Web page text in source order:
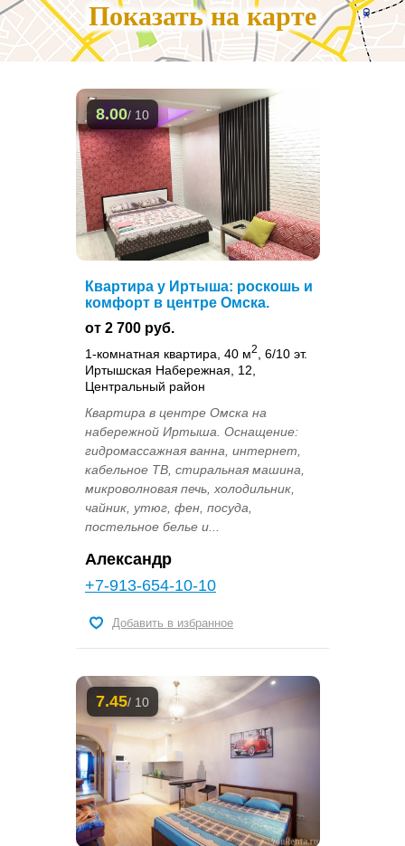
Показать на карте
8.00/ 10
Квартира у Иртыша: роскошь и
комфорт в центре Омска.
от 2 700 руб.
1-комнатная квартира, 40 м2
, 6/10 эт.
Иртышская Набережная, 12,
Центральный район
Квартира в центре Омска на
набережной Иртыша. Оснащение:
гидромассажная ванна, интернет,
кабельное ТВ, стиральная машина,
микроволновая печь, холодильник,
чайник, утюг, фен, посуда,
постельное белье и...
Александр
+7-913-654-10-10
Добавить в избранное
7.45/ 10